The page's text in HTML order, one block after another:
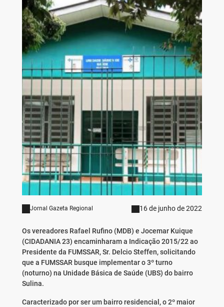
Jornal Gazeta Regional 16 de junho de 2022
Os vereadores Rafael Rufino (MDB) e Jocemar Kuique
(CIDADANIA 23) encaminharam a Indicação 2015/22 ao
Presidente da FUMSSAR, Sr. Delcio Steffen, solicitando
que a FUMSSAR busque implementar o 3º turno
(noturno) na Unidade Básica de Saúde (UBS) do bairro
Sulina.
Caracterizado por ser um bairro residencial, o 2º maior